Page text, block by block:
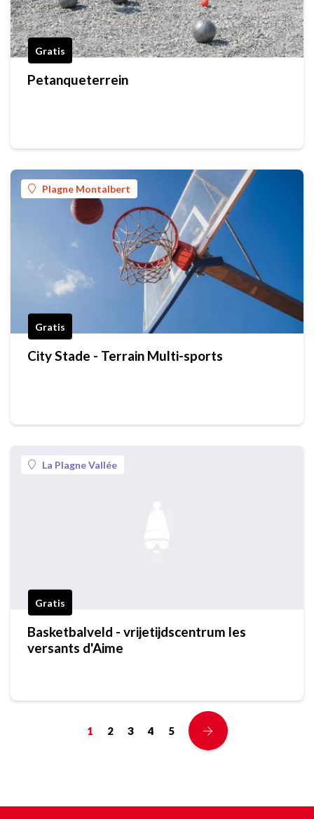
Gratis
Petanqueterrein
Plagne Montalbert
Gratis
City Stade - Terrain Multi-sports
La Plagne Vallée
Gratis
Basketbalveld - vrijetijdscentrum les
versants d'Aime
1 2 3 4 5